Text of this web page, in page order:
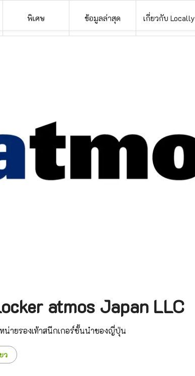
พิเศษ ข้อมูลล่าสุด เกี่ยวกับ Locally
atmos Japan LLC
น่ายรองเท้าสนีกเกอร์ชั้นนำของญี่ปุ่น
ว